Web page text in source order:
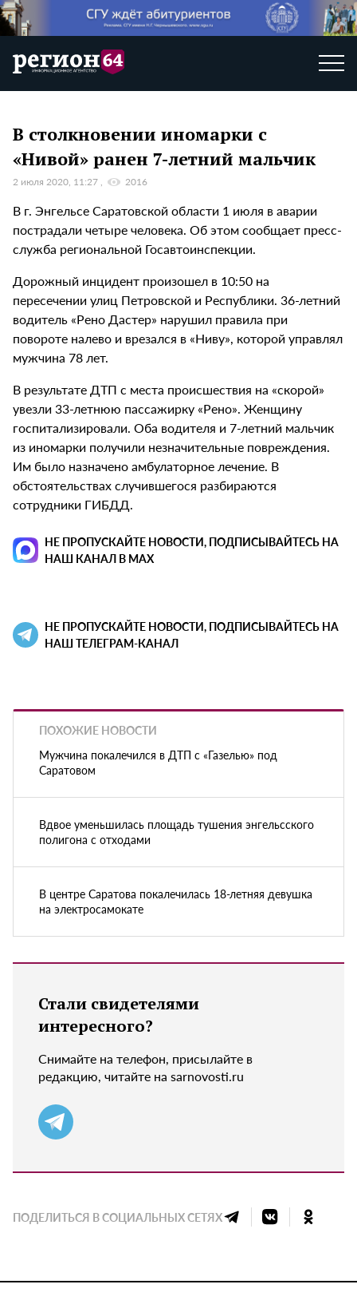
В столкновении иномарки с
«Нивой» ранен 7-летний мальчик
2 июля 2020, 11:27 2016
В г. Энгельсе Саратовской области 1 июля в аварии
пострадали четыре человека. Об этом сообщает пресс-
служба региональной Госавтоинспекции.
Дорожный инцидент произошел в 10:50 на
пересечении улиц Петровской и Республики. 36-летний
водитель «Рено Дастер» нарушил правила при
повороте налево и врезался в «Ниву», которой управлял
мужчина 78 лет.
В результате ДТП с места происшествия на «скорой»
увезли 33-летнюю пассажирку «Рено». Женщину
госпитализировали. Оба водителя и 7-летний мальчик
из иномарки получили незначительные повреждения.
Им было назначено амбулаторное лечение. В
обстоятельствах случившегося разбираются
сотрудники ГИБДД.
НЕ ПРОПУСКАЙТЕ НОВОСТИ, ПОДПИСЫВАЙТЕСЬ НА
НАШ КАНАЛ В MAX
НЕ ПРОПУСКАЙТЕ НОВОСТИ, ПОДПИСЫВАЙТЕСЬ НА
НАШ ТЕЛЕГРАМ-КАНАЛ
ПОХОЖИЕ НОВОСТИ
Мужчина покалечился в ДТП с «Газелью» под
Саратовом
Вдвое уменьшилась площадь тушения энгельсского
полигона с отходами
В центре Саратова покалечилась 18-летняя девушка
на электросамокате
Стали свидетелями
интересного?
Снимайте на телефон, присылайте в
редакцию, читайте на sarnovosti.ru
ПОДЕЛИТЬСЯ В СОЦИАЛЬНЫХ СЕТЯХ